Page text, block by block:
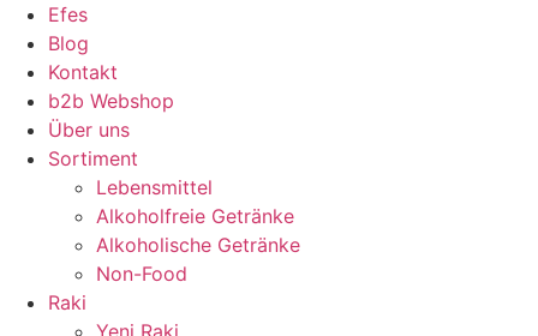
Efes
Blog
Kontakt
b2b Webshop
Über uns
Sortiment
Lebensmittel
Alkoholfreie Getränke
Alkoholische Getränke
Non-Food
Raki
Yeni Raki